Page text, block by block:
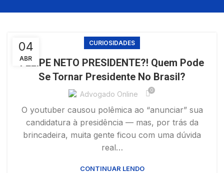
04
ABR
CURIOSIDADES
FELIPE NETO PRESIDENTE?! Quem Pode
Se Tornar Presidente No Brasil?
Advogado Online 0
O youtuber causou polêmica ao “anunciar” sua
candidatura à presidência — mas, por trás da
brincadeira, muita gente ficou com uma dúvida
real…
CONTINUAR LENDO